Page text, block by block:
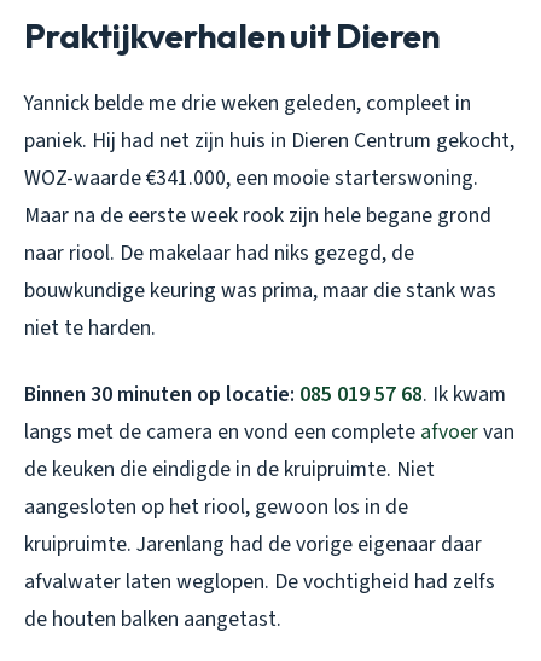
Praktijkverhalen uit Dieren
Yannick belde me drie weken geleden, compleet in
paniek. Hij had net zijn huis in Dieren Centrum gekocht,
WOZ-waarde €341.000, een mooie starterswoning.
Maar na de eerste week rook zijn hele begane grond
naar riool. De makelaar had niks gezegd, de
bouwkundige keuring was prima, maar die stank was
niet te harden.
Binnen 30 minuten op locatie: 085 019 57 68. Ik kwam
langs met de camera en vond een complete afvoervan
de keuken die eindigde in de kruipruimte. Niet
aangesloten op het riool, gewoon los in de
kruipruimte. Jarenlang had de vorige eigenaar daar
afvalwater laten weglopen. De vochtigheid had zelfs
de houten balken aangetast.